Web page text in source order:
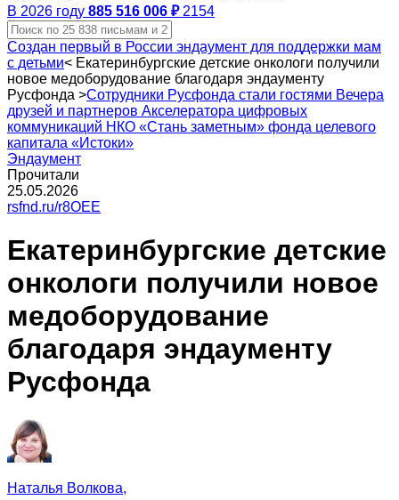
В 2026 году 885 516 006 ₽ 2154
Создан первый в России эндаумент для поддержки мам
с детьми< Екатеринбургские детские онкологи получили
новое медоборудование благодаря эндаументу
Русфонда >Сотрудники Русфонда стали гостями Вечера
друзей и партнеров Акселератора цифровых
коммуникаций НКО «Стань заметным» фонда целевого
капитала «Истоки»
Эндаумент
Прочитали
25.05.2026
rsfnd.ru/r8OEE
Екатеринбургские детские
онкологи получили новое
медоборудование
благодаря эндаументу
Русфонда
Наталья Волкова,